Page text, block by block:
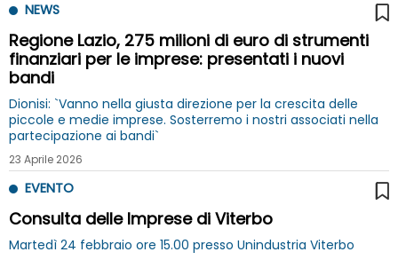
NEWS
Regione Lazio, 275 milioni di euro di strumenti
finanziari per le imprese: presentati i nuovi
bandi
Dionisi: `Vanno nella giusta direzione per la crescita delle
piccole e medie imprese. Sosterremo i nostri associati nella
partecipazione ai bandi`
23 Aprile 2026
EVENTO
Consulta delle Imprese di Viterbo
Martedì 24 febbraio ore 15.00 presso Unindustria Viterbo